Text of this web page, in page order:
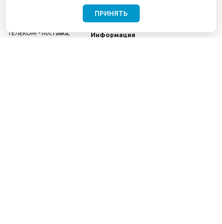
ТЕЛЕКОМ - поставка,
Информация
ПРИНЯТЬ